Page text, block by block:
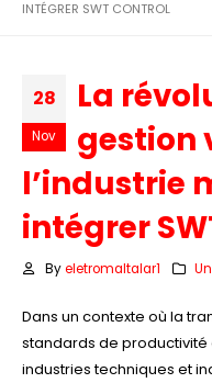
INTÉGRER SWT CONTROL
28
Nov
La
gestion
l’industrie
intégrer
By eletromaltalar1
Dans un contexte où la
standards de
industries techniques et